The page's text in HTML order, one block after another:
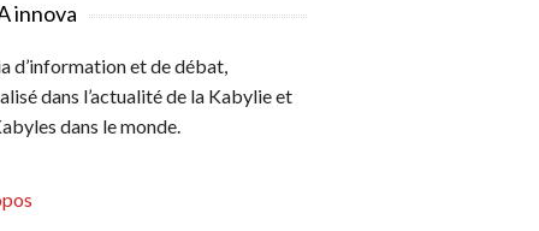
innova
d’information et de débat,
dans l’actualité de la Kabylie et
dans le monde.